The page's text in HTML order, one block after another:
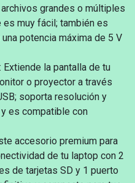
grandes o múltiples
muy fácil; también es
potencia máxima de 5 V
la pantalla de tu
o proyector a través
soporta resolución y
es compatible con
accesorio premium para
de tu laptop con 2
de tarjetas SD y 1 puerto